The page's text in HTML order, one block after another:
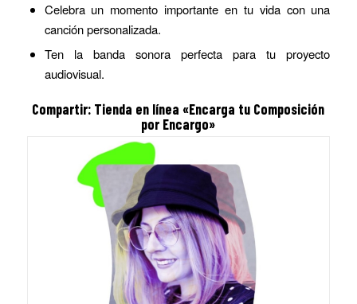
Celebra un momento importante en tu vida con una
canción personalizada.
Ten la banda sonora perfecta para tu proyecto
audiovisual.
Compartir: Tienda en línea «Encarga tu Composición
por Encargo»